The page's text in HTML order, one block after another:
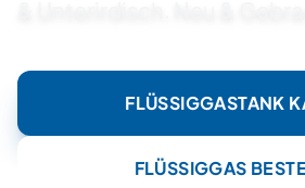
FLÜSSIGGASTANK
FLÜSSIGGAS